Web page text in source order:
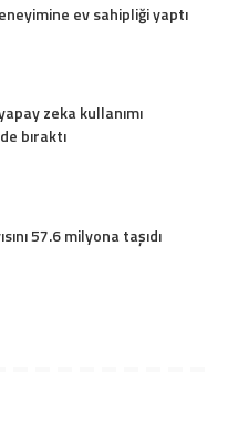
ev sahipliği yaptı
zeka kullanımı
bıraktı
57.6 milyona taşıdı